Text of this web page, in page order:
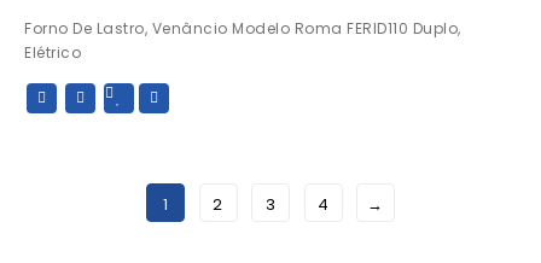
Forno De Lastro, Venâncio Modelo Roma FERID110 Duplo,
Elétrico
1 2 3 4 →